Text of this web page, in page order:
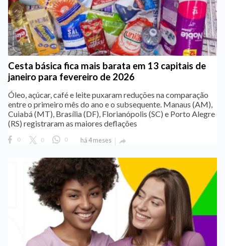
Cesta básica fica mais barata em 13 capitais de
janeiro para fevereiro de 2026
Óleo, açúcar, café e leite puxaram reduções na comparação
entre o primeiro mês do ano e o subsequente. Manaus (AM),
Cuiabá (MT), Brasília (DF), Florianópolis (SC) e Porto Alegre
(RS) registraram as maiores deflações
0 0 0 há 4 meses 